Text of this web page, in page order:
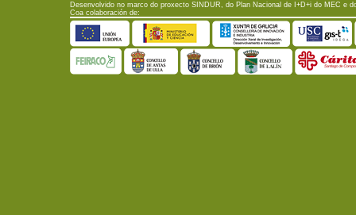
Desenvolvido no marco do proxecto SINDUR, do Plan Nacional de I+D+i do MEC e
Coa colaboración de: